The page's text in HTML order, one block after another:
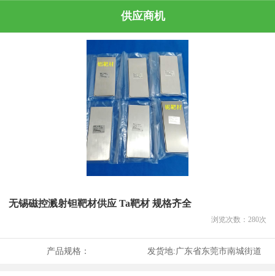
供应商机
无锡磁控溅射钽靶材供应 Ta靶材 规格齐全
浏览次数： 280次
产品规格： 发货地:广东省东莞市南城街道